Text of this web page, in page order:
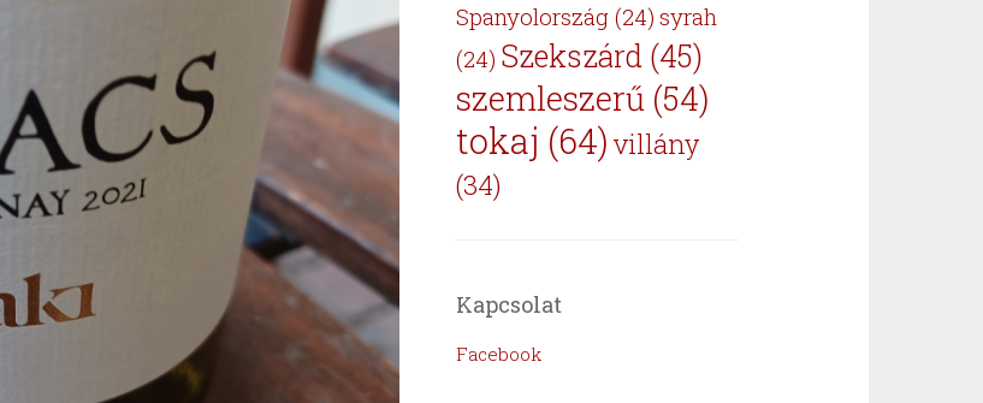
Spanyolország (24) syrah
(24) Szekszárd (45)
szemleszerű (54)
tokaj (64) villány
(34)
Kapcsolat
Facebook